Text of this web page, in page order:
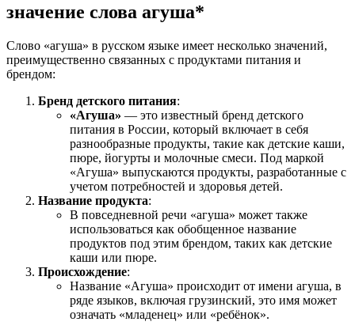
значение слова агуша*
Слово «агуша» в русском языке имеет несколько значений,
преимущественно связанных с продуктами питания и
брендом:
Бренд детского питания:
«Агуша» — это известный бренд детского
питания в России, который включает в себя
разнообразные продукты, такие как детские каши,
пюре, йогурты и молочные смеси. Под маркой
«Агуша» выпускаются продукты, разработанные с
учетом потребностей и здоровья детей.
Название продукта:
В повседневной речи «агуша» может также
использоваться как обобщенное название
продуктов под этим брендом, таких как детские
каши или пюре.
Происхождение:
Название «Агуша» происходит от имени агуша, в
ряде языков, включая грузинский, это имя может
означать «младенец» или «ребёнок».